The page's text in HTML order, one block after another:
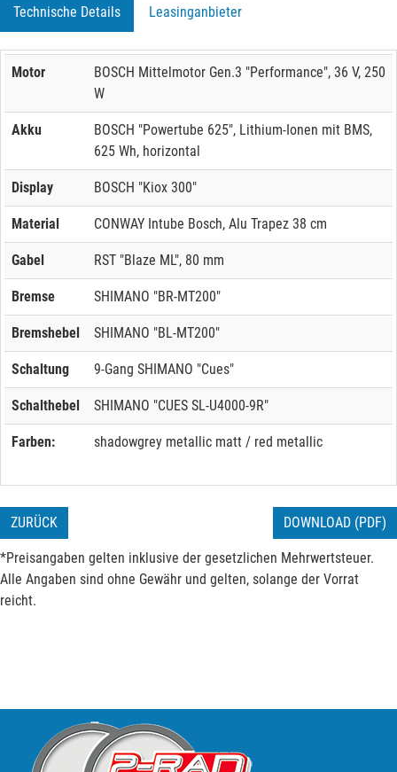
Technische Details Leasinganbieter
Motor
BOSCH Mittelmotor Gen.3 "Performance", 36 V, 250
W
Akku
BOSCH "Powertube 625", Lithium-Ionen mit BMS,
625 Wh, horizontal
Display BOSCH "Kiox 300"
Material CONWAY Intube Bosch, Alu Trapez 38 cm
Gabel RST "Blaze ML", 80 mm
Bremse SHIMANO "BR-MT200"
Bremshebel SHIMANO "BL-MT200"
Schaltung 9-Gang SHIMANO "Cues"
Schalthebel SHIMANO "CUES SL-U4000-9R"
Farben: shadowgrey metallic matt / red metallic
ZURÜCK DOWNLOAD (PDF)
*Preisangaben gelten inklusive der gesetzlichen Mehrwertsteuer.
Alle Angaben sind ohne Gewähr und gelten, solange der Vorrat
reicht.